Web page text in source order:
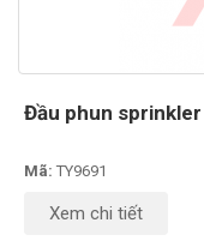
Đầu phun
Mã: TY9691
Xem chi tiết